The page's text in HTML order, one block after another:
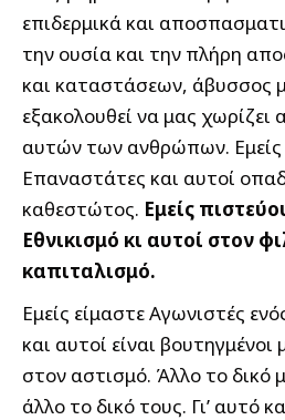
επιδερμικά και
την ουσία και την πλήρη
και καταστάσεων, άβυσσος
εξακολουθεί να μας
αυτών των ανθρώπων. Εμείς
Επαναστάτες και αυτοί
καθεστώτος. Εμείς
Εθνικισμό κι αυτοί στον
καπιταλισμό.
Εμείς είμαστε Αγωνιστές
και αυτοί είναι βουτηγμένοι
στον αστισμό. Άλλο το δικό
άλλο το δικό τους. Γι’ αυτό